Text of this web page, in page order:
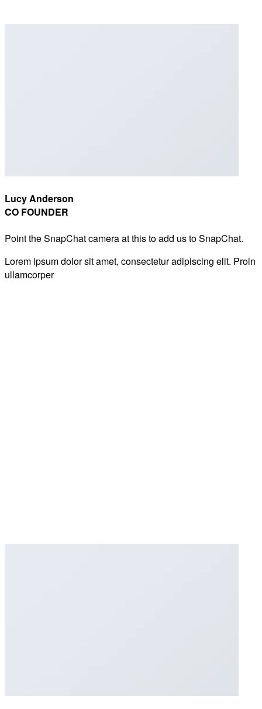
Lucy Anderson
CO FOUNDER
Point the SnapChat camera at this to add us to SnapChat.
Lorem ipsum dolor sit amet, consectetur adipiscing elit. Proin
ullamcorper